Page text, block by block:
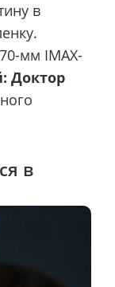
в
мм IMAX-
Доктор
в